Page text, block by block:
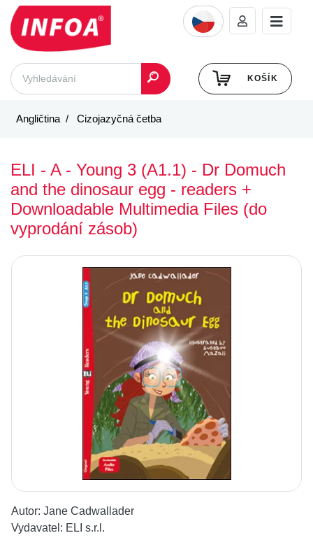
KOŠÍK
Angličtina Cizojazyčná četba
ELI - A - Young 3 (A1.1) - Dr Domuch
and the dinosaur egg - readers +
Downloadable Multimedia Files (do
vyprodání zásob)
Autor: Jane Cadwallader
Vydavatel: ELI s.r.l.